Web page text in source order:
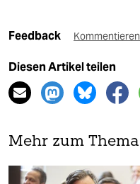
Feedback Kommentieren
Diesen Artikel teilen
Mehr zum Thema